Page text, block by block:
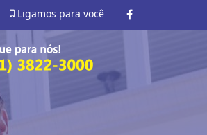
Ligamos para você